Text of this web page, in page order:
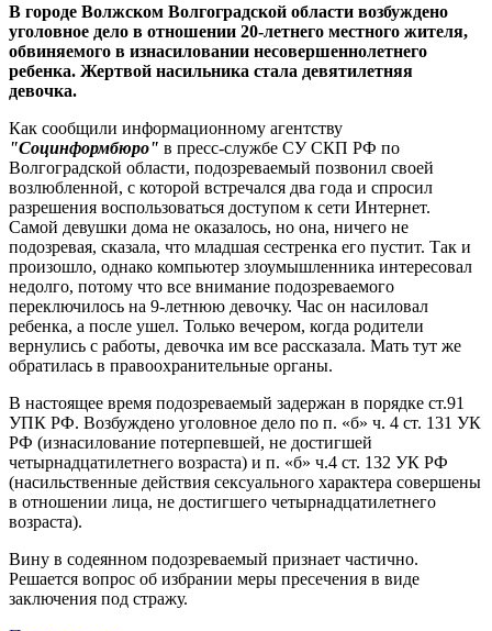
В городе Волжском Волгоградской области возбуждено
уголовное дело в отношении 20-летнего местного жителя,
обвиняемого в изнасиловании несовершеннолетнего
ребенка. Жертвой насильника стала девятилетняя
девочка.
Как сообщили информационному агентству
"Социнформбюро" в пресс-службе СУ СКП РФ по
Волгоградской области, подозреваемый позвонил своей
возлюбленной, с которой встречался два года и спросил
разрешения воспользоваться доступом к сети Интернет.
Самой девушки дома не оказалось, но она, ничего не
подозревая, сказала, что младшая сестренка его пустит. Так и
произошло, однако компьютер злоумышленника интересовал
недолго, потому что все внимание подозреваемого
переключилось на 9-летнюю девочку. Час он насиловал
ребенка, а после ушел. Только вечером, когда родители
вернулись с работы, девочка им все рассказала. Мать тут же
обратилась в правоохранительные органы.
В настоящее время подозреваемый задержан в порядке ст.91
УПК РФ. Возбуждено уголовное дело по п. «б» ч. 4 ст. 131 УК
РФ (изнасилование потерпевшей, не достигшей
четырнадцатилетнего возраста) и п. «б» ч.4 ст. 132 УК РФ
(насильственные действия сексуального характера совершены
в отношении лица, не достигшего четырнадцатилетнего
возраста).
Вину в содеянном подозреваемый признает частично.
Решается вопрос об избрании меры пресечения в виде
заключения под стражу.